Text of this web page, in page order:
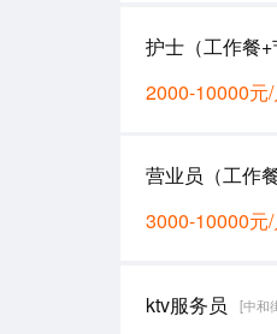
护士（工作餐+
2000-10000元/
营业员（工作
3000-10000元/
ktv服务员 [中和